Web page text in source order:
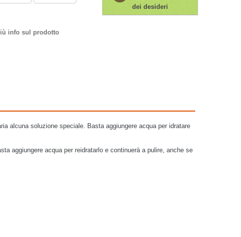
info sul prodotto
dei desideri
alcuna soluzione speciale. Basta aggiungere acqua per idratare
aggiungere acqua per reidratarlo e continuerà a pulire, anche se